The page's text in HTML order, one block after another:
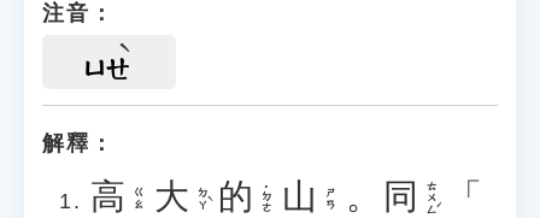
注音：
ㄩㄝ
解釋：
高 ㄍㄠ 大 ㄉㄚˋ 的 ˙ㄉㄜ 山 ㄕㄢ 。 同 ㄊㄨㄥˊ
「